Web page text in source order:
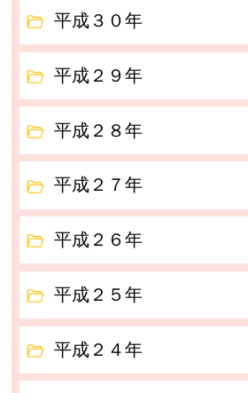
平成３０年
平成２９年
平成２８年
平成２７年
平成２６年
平成２５年
平成２４年